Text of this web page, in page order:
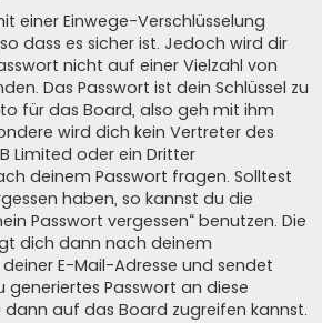
einer Einwege-Verschlüsselung
dass es sicher ist. Jedoch wird dir
nicht auf einer Vielzahl von
Das Passwort ist dein Schlüssel zu
für das Board, also geh mit ihm
wird dich kein Vertreter des
Limited oder ein Dritter
deinem Passwort fragen. Solltest
haben, so kannst du die
Passwort vergessen“ benutzen. Die
dich dann nach deinem
E-Mail-Adresse und sendet
generiertes Passwort an diese
auf das Board zugreifen kannst.